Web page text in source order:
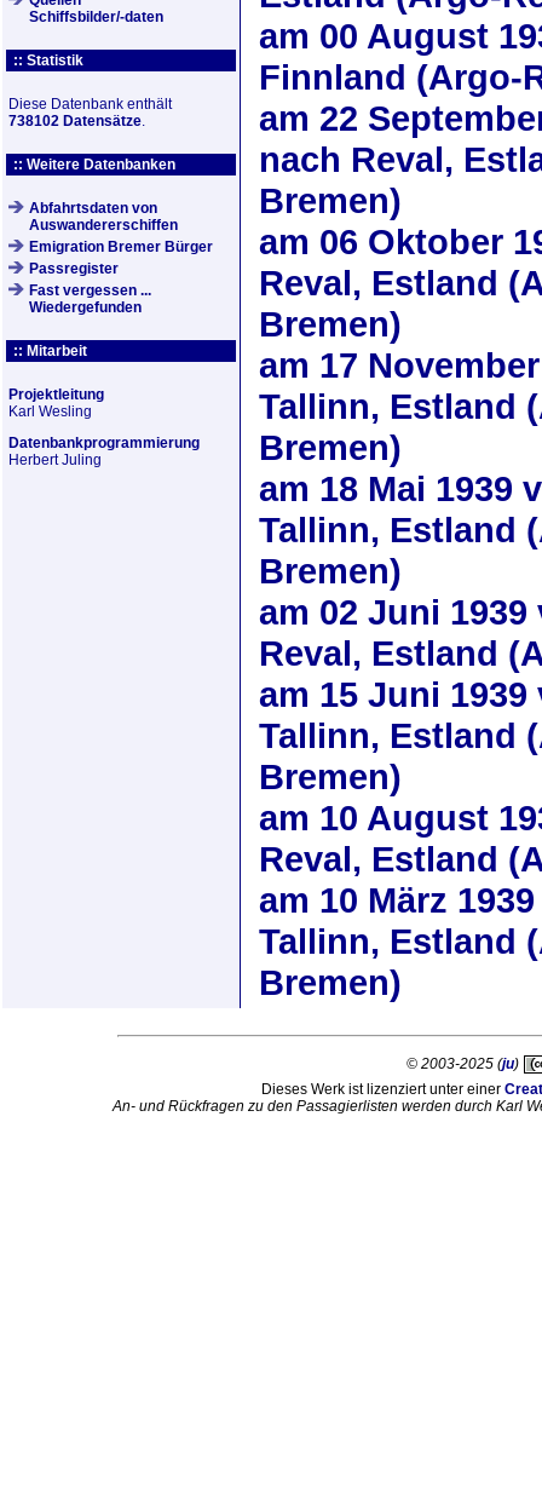
Schiffsbilder/-daten
:: Statistik
Diese Datenbank enthält
738102 Datensätze.
:: Weitere Datenbanken
Abfahrtsdaten von
Auswandererschiffen
Emigration Bremer Bürger
Passregister
Fast vergessen ...
Wiedergefunden
:: Mitarbeit
Projektleitung
Karl Wesling
Datenbankprogrammierung
Herbert Juling
am 00 August
Finnland (Argo-
am 22
nach Reval,
Bremen)
am 06 Oktober
Reval, Estland
Bremen)
am 17
Tallinn, Estland
Bremen)
am 18 Mai 1939
Tallinn, Estland
Bremen)
am 02 Juni 1939
Reval, Estland
am 15 Juni 1939
Tallinn, Estland
Bremen)
am 10 August
Reval, Estland
am 10 März 1939
Tallinn, Estland
Bremen)
© 2003-2025 (ju)
Dieses Werk ist lizenziert unter einer
An- und Rückfragen zu den Passagierlisten werden durch Karl